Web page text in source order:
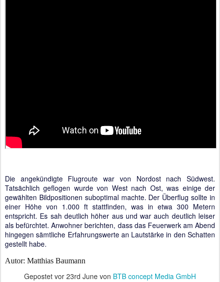
Die angekündigte Flugroute war von Nordost nach Südwest.
Tatsächlich geflogen wurde von West nach Ost, was einige der
gewählten Bildpositionen suboptimal machte. Der Überflug sollte in
einer Höhe von 1.000 ft stattfinden, was in etwa 300 Metern
entspricht. Es sah deutlich höher aus und war auch deutlich leiser
als befürchtet. Anwohner berichten, dass das Feuerwerk am Abend
hingegen sämtliche Erfahrungswerte an Lautstärke in den Schatten
gestellt habe.
Autor: Matthias Baumann
Gepostet vor 23rd June von BTB concept Media GmbH